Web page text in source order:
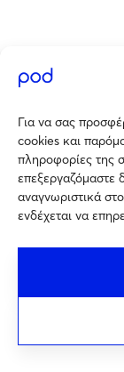
Για να σας
cookies και
πληροφορίες της
επεξεργαζόμαστε
αναγνωριστικά
ενδέχεται να